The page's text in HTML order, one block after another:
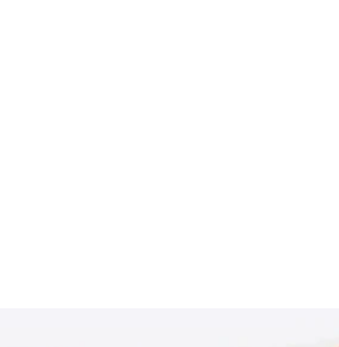
Юрій Глодан (ліворуч) із побратимом